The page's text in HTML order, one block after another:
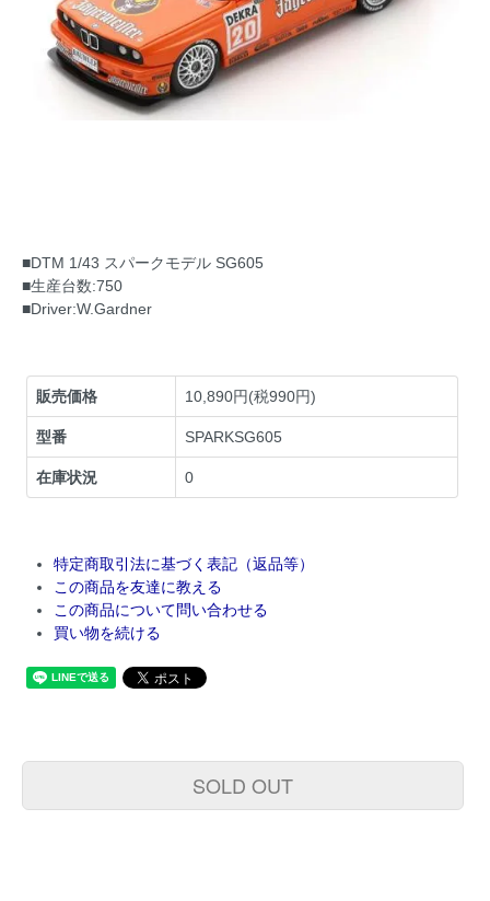
■DTM 1/43 スパークモデル SG605
■生産台数:750
■Driver:W.Gardner
販売価格 10,890円(税990円)
型番 SPARKSG605
在庫状況 0
特定商取引法に基づく表記（返品等）
この商品を友達に教える
この商品について問い合わせる
買い物を続ける
SOLD OUT